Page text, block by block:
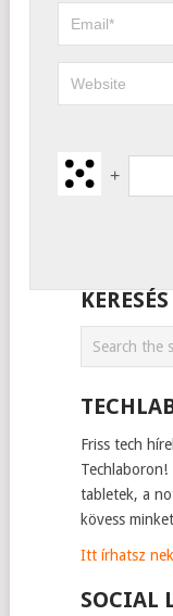
+
KERESÉS
Friss tech
Techlaboron!
tabletek, a
kövess
Itt írhatsz
SOCIAL